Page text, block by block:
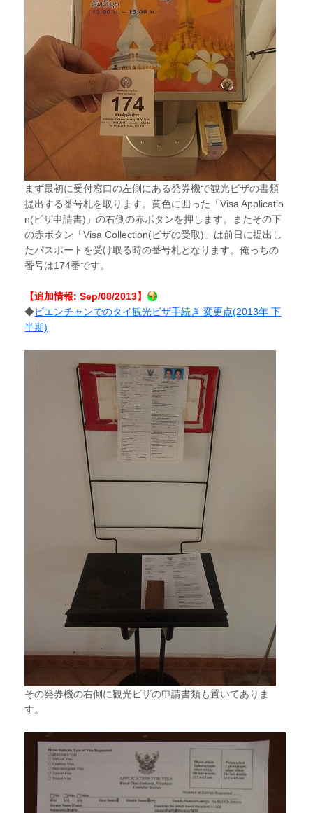
まず最初に受付窓口の左側にある発券機で観光ビザの書類
提出する番号札を取ります。黄色に囲った「Visa Applicatio
n(ビザ申請書)」の右側の赤ボタンを押します。またその下
の赤ボタン「Visa Collection(ビザの受取)」は前日に提出し
たパスポートを受け取る時の番号札となります。俺っちの
番号は174番です。
【追加情報: Sep/08/2013】
◆ビエンチャンでのタイ観光ビザ手続き 変更点(2013年 下
半期)
その発券機の右側に観光ビザの申請書類も置いてありま
す。